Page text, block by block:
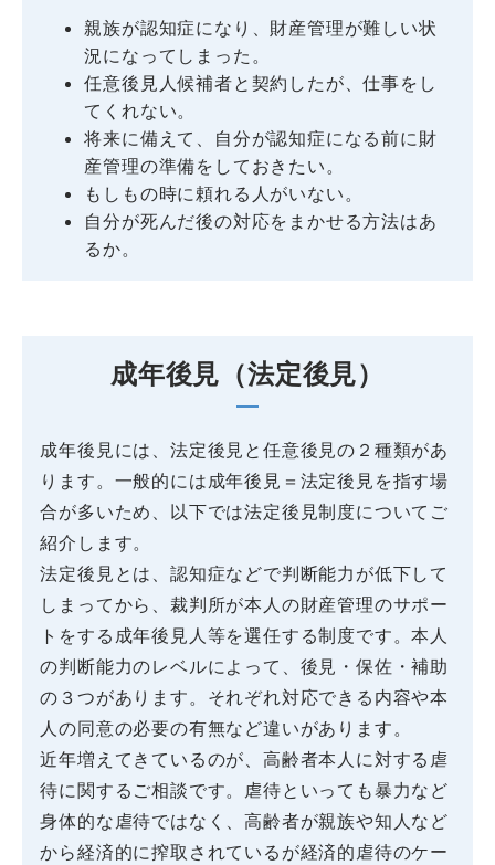
親族が認知症になり、財産管理が難しい状
況になってしまった。
任意後見人候補者と契約したが、仕事をし
てくれない。
将来に備えて、自分が認知症になる前に財
産管理の準備をしておきたい。
もしもの時に頼れる人がいない。
自分が死んだ後の対応をまかせる方法はあ
るか。
成年後見（法定後見）
成年後見には、法定後見と任意後見の２種類があ
ります。一般的には成年後見＝法定後見を指す場
合が多いため、以下では法定後見制度についてご
紹介します。
法定後見とは、認知症などで判断能力が低下して
しまってから、裁判所が本人の財産管理のサポー
トをする成年後見人等を選任する制度です。本人
の判断能力のレベルによって、後見・保佐・補助
の３つがあります。それぞれ対応できる内容や本
人の同意の必要の有無など違いがあります。
近年増えてきているのが、高齢者本人に対する虐
待に関するご相談です。虐待といっても暴力など
身体的な虐待ではなく、高齢者が親族や知人など
から経済的に搾取されているが経済的虐待のケー